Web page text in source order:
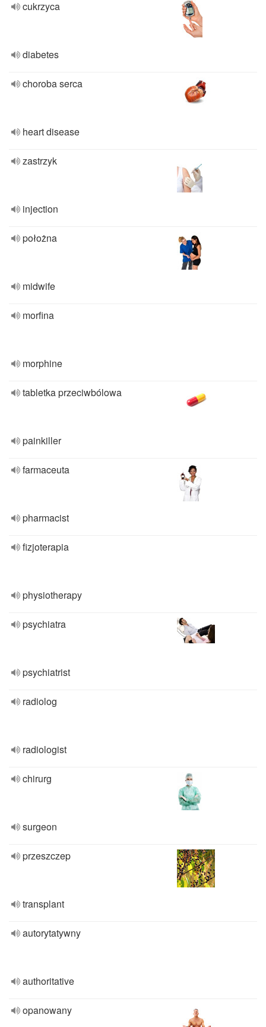
cukrzyca
diabetes
choroba serca
heart disease
zastrzyk
injection
położna
midwife
morfina
morphine
tabletka przeciwbólowa
painkiller
farmaceuta
pharmacist
fizjoterapia
physiotherapy
psychiatra
psychiatrist
radiolog
radiologist
chirurg
surgeon
przeszczep
transplant
autorytatywny
authoritative
opanowany